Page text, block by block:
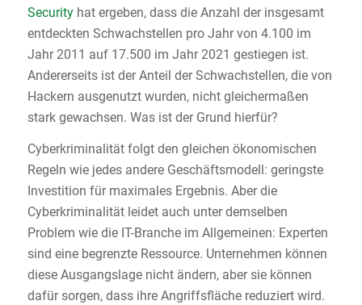
Securityhat ergeben, dass die Anzahl der insgesamt
entdeckten Schwachstellen pro Jahr von 4.100 im
Jahr 2011 auf 17.500 im Jahr 2021 gestiegen ist.
Andererseits ist der Anteil der Schwachstellen, die von
Hackern ausgenutzt wurden, nicht gleichermaßen
stark gewachsen. Was ist der Grund hierfür?
Cyberkriminalität folgt den gleichen ökonomischen
Regeln wie jedes andere Geschäftsmodell: geringste
Investition für maximales Ergebnis. Aber die
Cyberkriminalität leidet auch unter demselben
Problem wie die IT-Branche im Allgemeinen: Experten
sind eine begrenzte Ressource. Unternehmen können
diese Ausgangslage nicht ändern, aber sie können
dafür sorgen, dass ihre Angriffsfläche reduziert wird.